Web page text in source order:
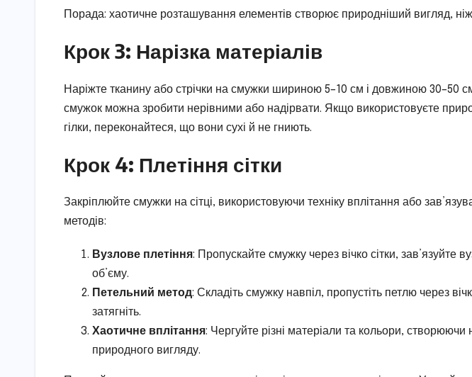
Порада: хаотичне розташування елементів створює природніший вигляд,
Крок 3: Нарізка матеріалів
Наріжте тканину або стрічки на смужки шириною 5–10 см і довжиною 30–50
смужок можна зробити нерівними або надірвати. Якщо використовуєте
гілки, переконайтеся, що вони сухі й не гниють.
Крок 4: Плетіння сітки
Закріплюйте смужки на сітці, використовуючи техніку вплітання або
методів:
Вузлове плетіння: Пропускайте смужку через вічко сітки, зав’язуйте
об’єму.
Петельний метод: Складіть смужку навпіл, пропустіть петлю через
затягніть.
Хаотичне вплітання: Чергуйте різні матеріали та кольори, створюючи
природного вигляду.